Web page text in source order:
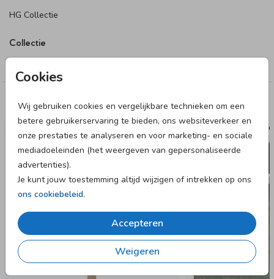
Cookies
Wij gebruiken cookies en vergelijkbare technieken om een
betere gebruikerservaring te bieden, ons websiteverkeer en
onze prestaties te analyseren en voor marketing- en sociale
mediadoeleinden (het weergeven van gepersonaliseerde
advertenties).
Je kunt jouw toestemming altijd wijzigen of intrekken op ons
ons cookiebeleid.
Accepteren
Weigeren
HG Collectie
Collectie
Deze designs vind je misschien ook leuk